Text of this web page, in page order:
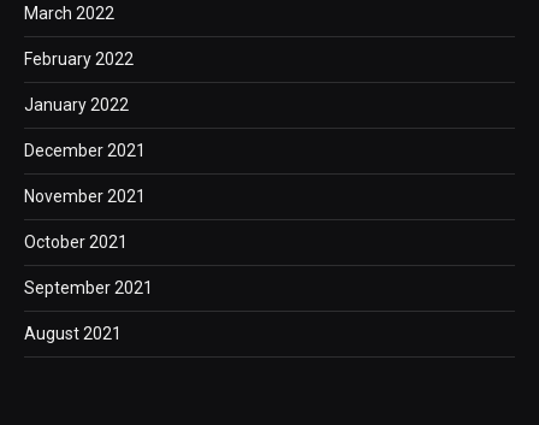
March 2022
February 2022
January 2022
December 2021
November 2021
October 2021
September 2021
August 2021